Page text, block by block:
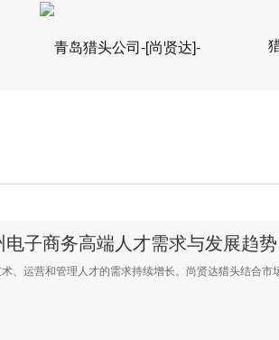
子商务高端人才需求与发展趋势
运营和管理人才的需求持续增长。尚贤达猎头结合市